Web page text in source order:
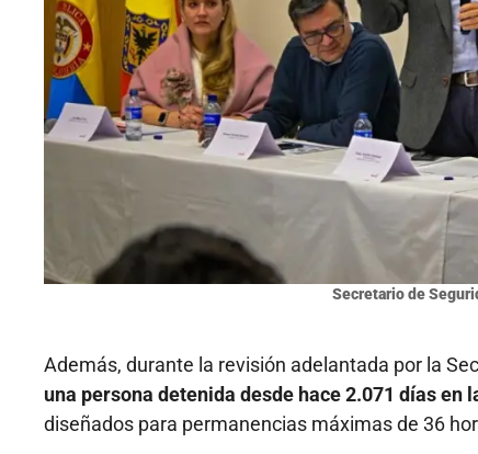
Secretario de
Además, durante la revisión adelantada por la
una persona detenida desde hace 2.071 días en
diseñados para permanencias máximas de 36